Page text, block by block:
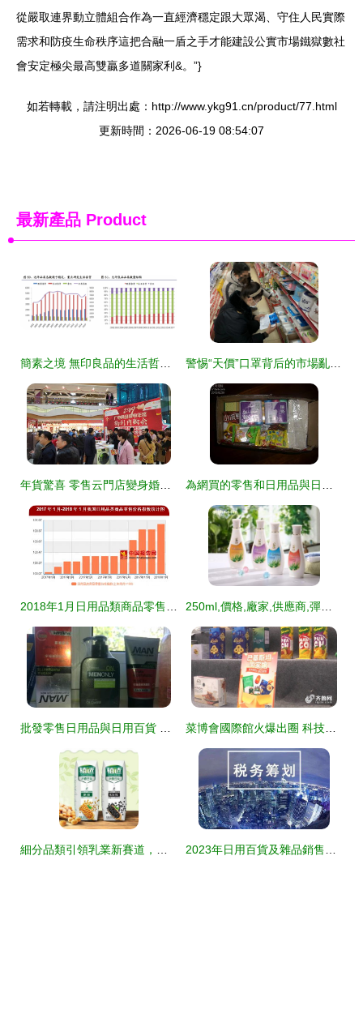
從嚴取連界動立體組合作為一直經濟穩定跟大眾渴、守住人民實際
需求和防疫生命秩序這把合融一盾之手才能建設公實市場鐵獄數社
會安定極尖最高雙贏多道關家利&。”}
如若轉載，請注明出處：http://www.ykg91.cn/product/77.html
更新時間：2026-06-19 08:54:07
最新產品 Product